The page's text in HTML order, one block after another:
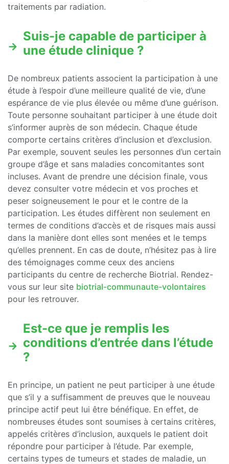
traitements par radiation.
Suis-je capable de participer à
une étude clinique ?
De nombreux patients associent la participation à une
étude à l’espoir d’une meilleure qualité de vie, d’une
espérance de vie plus élevée ou même d’une guérison.
Toute personne souhaitant participer à une étude doit
s’informer auprès de son médecin. Chaque étude
comporte certains critères d’inclusion et d’exclusion.
Par exemple, souvent seules les personnes d’un certain
groupe d’âge et sans maladies concomitantes sont
incluses. Avant de prendre une décision finale, vous
devez consulter votre médecin et vos proches et
peser soigneusement le pour et le contre de la
participation. Les études diffèrent non seulement en
termes de conditions d’accès et de risques mais aussi
dans la manière dont elles sont menées et le temps
qu’elles prennent. En cas de doute, n’hésitez pas à lire
des témoignages comme ceux des anciens
participants du centre de recherche Biotrial. Rendez-
vous sur leur site biotrial-communaute-volontaires
pour les retrouver.
Est-ce que je remplis les
conditions d’entrée dans l’étude
?
En principe, un patient ne peut participer à une étude
que s’il y a suffisamment de preuves que le nouveau
principe actif peut lui être bénéfique. En effet, de
nombreuses études sont soumises à certains critères,
appelés critères d’inclusion, auxquels le patient doit
répondre pour participer à l’étude. Par exemple,
certains types de tumeurs et stades de maladie, un